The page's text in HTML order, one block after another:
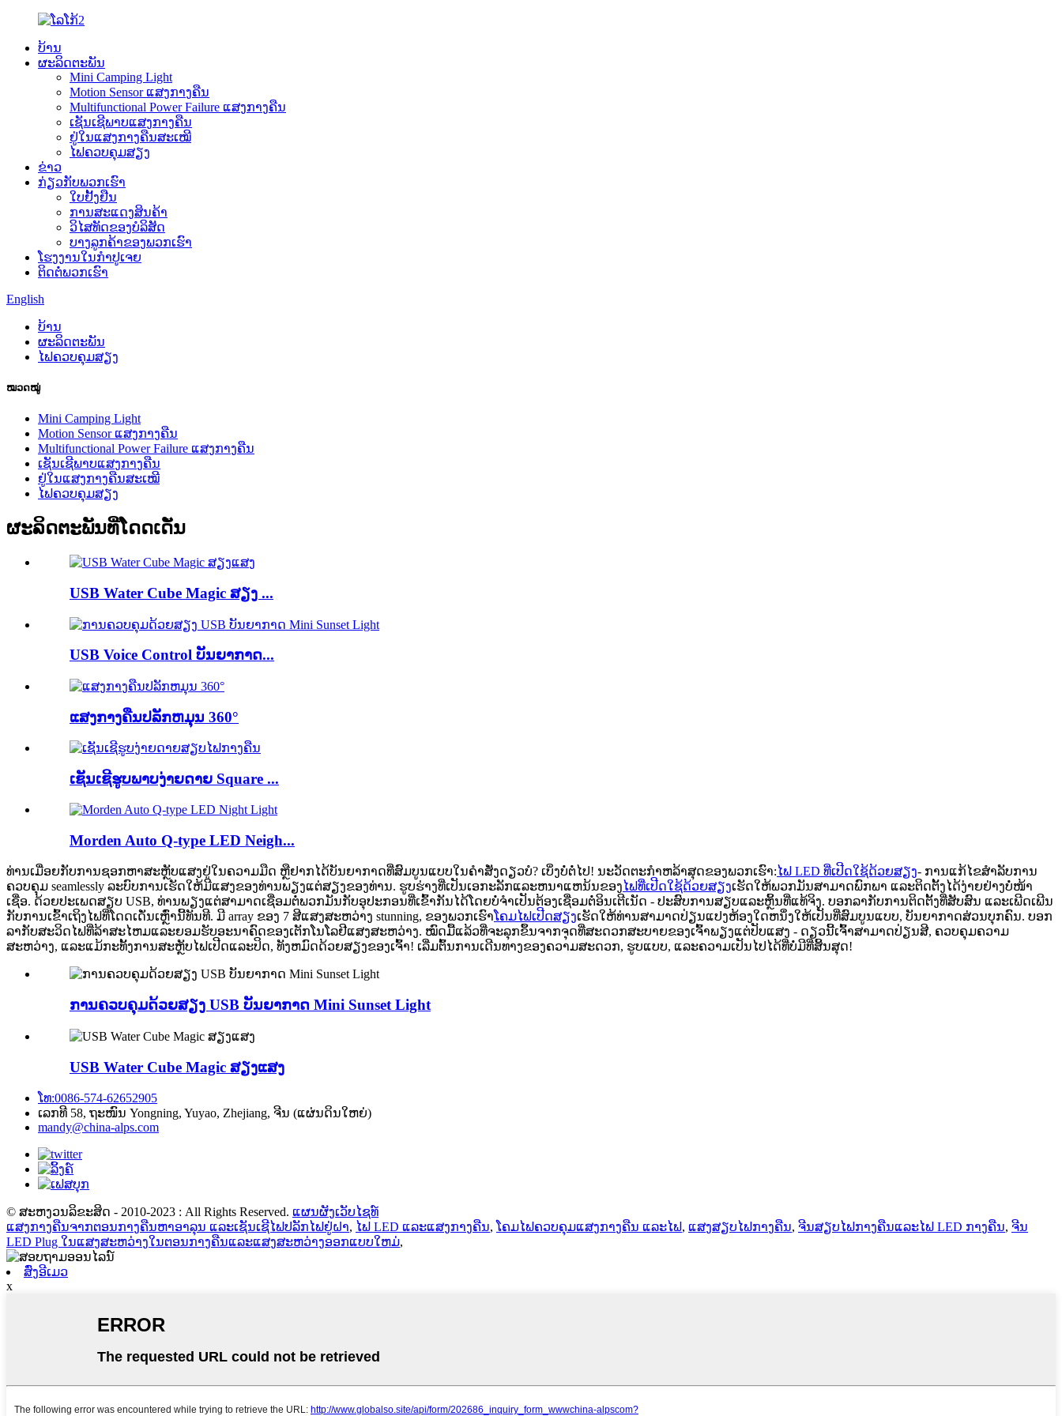
ບ້ານ
ຜະລິດຕະພັນ
Mini Camping Light
Motion Sensor ແສງກາງຄືນ
Multifunctional Power Failure ແສງກາງຄືນ
ເຊັນເຊີພາບແສງກາງຄືນ
ຢູ່ໃນແສງກາງຄືນສະເໝີ
ໄຟຄວບຄຸມສຽງ
ຂ່າວ
ກ່ຽວກັບພວກເຮົາ
ໃບຢັ້ງຢືນ
ການສະແດງສິນຄ້າ
ວິໄສທັດຂອງບໍລິສັດ
ບາງ​ລູກ​ຄ້າ​ຂອງ​ພວກ​ເຮົາ​
ໂຮງງານໃນກຳປູເຈຍ
ຕິດຕໍ່ພວກເຮົາ
English
ບ້ານ
ຜະລິດຕະພັນ
ໄຟຄວບຄຸມສຽງ
ໝວດໝູ່
Mini Camping Light
Motion Sensor ແສງກາງຄືນ
Multifunctional Power Failure ແສງກາງຄືນ
ເຊັນເຊີພາບແສງກາງຄືນ
ຢູ່ໃນແສງກາງຄືນສະເໝີ
ໄຟຄວບຄຸມສຽງ
ຜະລິດຕະພັນທີ່ໂດດເດັ່ນ
USB Water Cube Magic ສຽງ ...
USB Voice Control ບັນຍາກາດ...
ແສງກາງຄືນປລັກຫມຸນ 360°
ເຊັນເຊີຮູບພາບງ່າຍດາຍ Square ...
Morden Auto Q-type LED Neigh...
ທ່ານເມື່ອຍກັບການຊອກຫາສະຫຼັບແສງຢູ່ໃນຄວາມມືດ ຫຼືຢາກໄດ້ບັນຍາກາດທີ່ສົມບູນແບບໃນຄໍາສັ່ງດຽວບໍ? ເບິ່ງບໍ່ຕໍ່ໄປ! ນະວັດຕະກໍາຫລ້າສຸດຂອງພວກເຮົາ:ໄຟ LED ທີ່ເປີດໃຊ້ດ້ວຍສຽງ- ການ​ແກ້​ໄຂ​ສໍາ​ລັບ​ການ​
ຄວບ​ຄຸມ seamlessly ລະ​ບົບ​ການ​ເຮັດ​ໃຫ້​ມີ​ແສງ​ຂອງ​ທ່ານ​ພຽງ​ແຕ່​ສຽງ​ຂອງ​ທ່ານ​. ຮູບຮ່າງທີ່ເປັນເອກະລັກແລະຫນາແຫນ້ນຂອງໄຟທີ່ເປີດໃຊ້ດ້ວຍສຽງເຮັດໃຫ້ພວກມັນສາມາດພົກພາ ແລະຕິດຕັ້ງໄດ້ງ່າຍຢ່າງບໍ່ໜ້າ
ເຊື່ອ. ດ້ວຍປະເພດສຽບ USB, ທ່ານພຽງແຕ່ສາມາດເຊື່ອມຕໍ່ພວກມັນກັບອຸປະກອນທີ່ເຂົ້າກັນໄດ້ໂດຍບໍ່ຈໍາເປັນຕ້ອງເຊື່ອມຕໍ່ອິນເຕີເນັດ - ປະສົບການສຽບແລະຫຼິ້ນທີ່ແທ້ຈິງ. ບອກລາກັບການຕິດຕັ້ງທີ່ສັບສົນ ແລະເພີດເພີນ
ກັບການເຂົ້າເຖິງໄຟທີ່ໂດດເດັ່ນເຫຼົ່ານີ້ທັນທີ. ມີ array ຂອງ 7 ສີແສງສະຫວ່າງ stunning, ຂອງພວກເຮົາໂຄມໄຟເປີດສຽງເຮັດ​ໃຫ້​ທ່ານ​ສາ​ມາດ​ປ່ຽນ​ແປງ​ຫ້ອງ​ໃດ​ຫນຶ່ງ​ໃຫ້​ເປັນ​ທີ່​ສົມ​ບູນ​ແບບ​, ບັນ​ຍາ​ກາດ​ສ່ວນ​ບຸກ​ຄົນ​. ບອກ
ລາກັບສະວິດໄຟທີ່ລ້າສະໄຫມແລະຍອມຮັບອະນາຄົດຂອງເຕັກໂນໂລຢີແສງສະຫວ່າງ. ໝົດມື້ແລ້ວທີ່ຈະລຸກຂຶ້ນຈາກຈຸດທີ່ສະດວກສະບາຍຂອງເຈົ້າພຽງແຕ່ປັບແສງ - ດຽວນີ້ເຈົ້າສາມາດປ່ຽນສີ, ຄວບຄຸມຄວາມ
ສະຫວ່າງ, ແລະແມ້ກະທັ້ງການສະຫຼັບໄຟເປີດແລະປິດ, ທັງຫມົດດ້ວຍສຽງຂອງເຈົ້າ! ເລີ່ມຕົ້ນການເດີນທາງຂອງຄວາມສະດວກ, ຮູບແບບ, ແລະຄວາມເປັນໄປໄດ້ທີ່ບໍ່ມີທີ່ສິ້ນສຸດ!
ການຄວບຄຸມດ້ວຍສຽງ USB ບັນຍາກາດ Mini Sunset Light
USB Water Cube Magic ສຽງແສງ
ໂທ:0086-574-62652905
ເລກທີ 58, ຖະໜົນ Yongning, Yuyao, Zhejiang, ຈີນ (ແຜ່ນດິນໃຫຍ່)
mandy@china-alps.com
© ສະຫງວນລິຂະສິດ - 2010-2023 : All Rights Reserved. ແຜນຜັງເວັບໄຊທ໌
ແສງກາງຄືນຈາກຕອນກາງຄືນຫາອາລຸນ ແລະເຊັນເຊີໄຟປລັກໄຟຢູ່ຝາ, ໄຟ LED ແລະແສງກາງຄືນ, ໂຄມໄຟຄວບຄຸມແສງກາງຄືນ ແລະໄຟ, ແສງສຽບໄຟກາງຄືນ, ຈີນສຽບໄຟກາງຄືນແລະໄຟ LED ກາງຄືນ, ຈີນ
LED Plug ໃນແສງສະຫວ່າງໃນຕອນກາງຄືນແລະແສງສະຫວ່າງອອກແບບໃຫມ່,
ສົ່ງອີເມວ
x